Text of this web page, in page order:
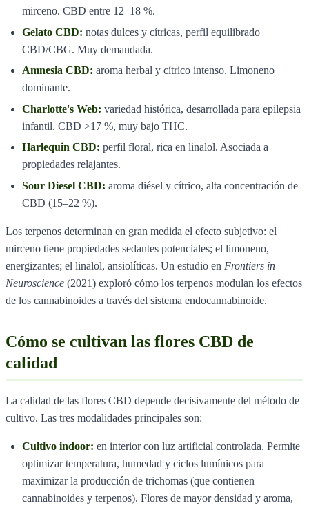
mirceno. CBD entre 12–18 %.
Gelato CBD: notas dulces y cítricas, perfil equilibrado
CBD/CBG. Muy demandada.
Amnesia CBD: aroma herbal y cítrico intenso. Limoneno
dominante.
Charlotte's Web: variedad histórica, desarrollada para epilepsia
infantil. CBD >17 %, muy bajo THC.
Harlequin CBD: perfil floral, rica en linalol. Asociada a
propiedades relajantes.
Sour Diesel CBD: aroma diésel y cítrico, alta concentración de
CBD (15–22 %).
Los terpenos determinan en gran medida el efecto subjetivo: el
mirceno tiene propiedades sedantes potenciales; el limoneno,
energizantes; el linalol, ansiolíticas. Un estudio en Frontiers in
Neuroscience (2021) exploró cómo los terpenos modulan los efectos
de los cannabinoides a través del sistema endocannabinoide.
Cómo se cultivan las flores CBD de
calidad
La calidad de las flores CBD depende decisivamente del método de
cultivo. Las tres modalidades principales son:
Cultivo indoor: en interior con luz artificial controlada. Permite
optimizar temperatura, humedad y ciclos lumínicos para
maximizar la producción de trichomas (que contienen
cannabinoides y terpenos). Flores de mayor densidad y aroma,